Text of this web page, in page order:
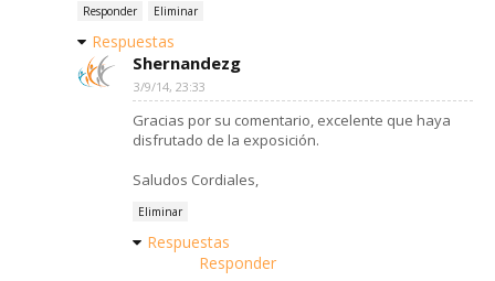
Responder Eliminar
Respuestas
Shernandezg
3/9/14, 23:33
Gracias por su comentario, excelente que haya
disfrutado de la exposición.
Saludos Cordiales,
Eliminar
Respuestas
Responder